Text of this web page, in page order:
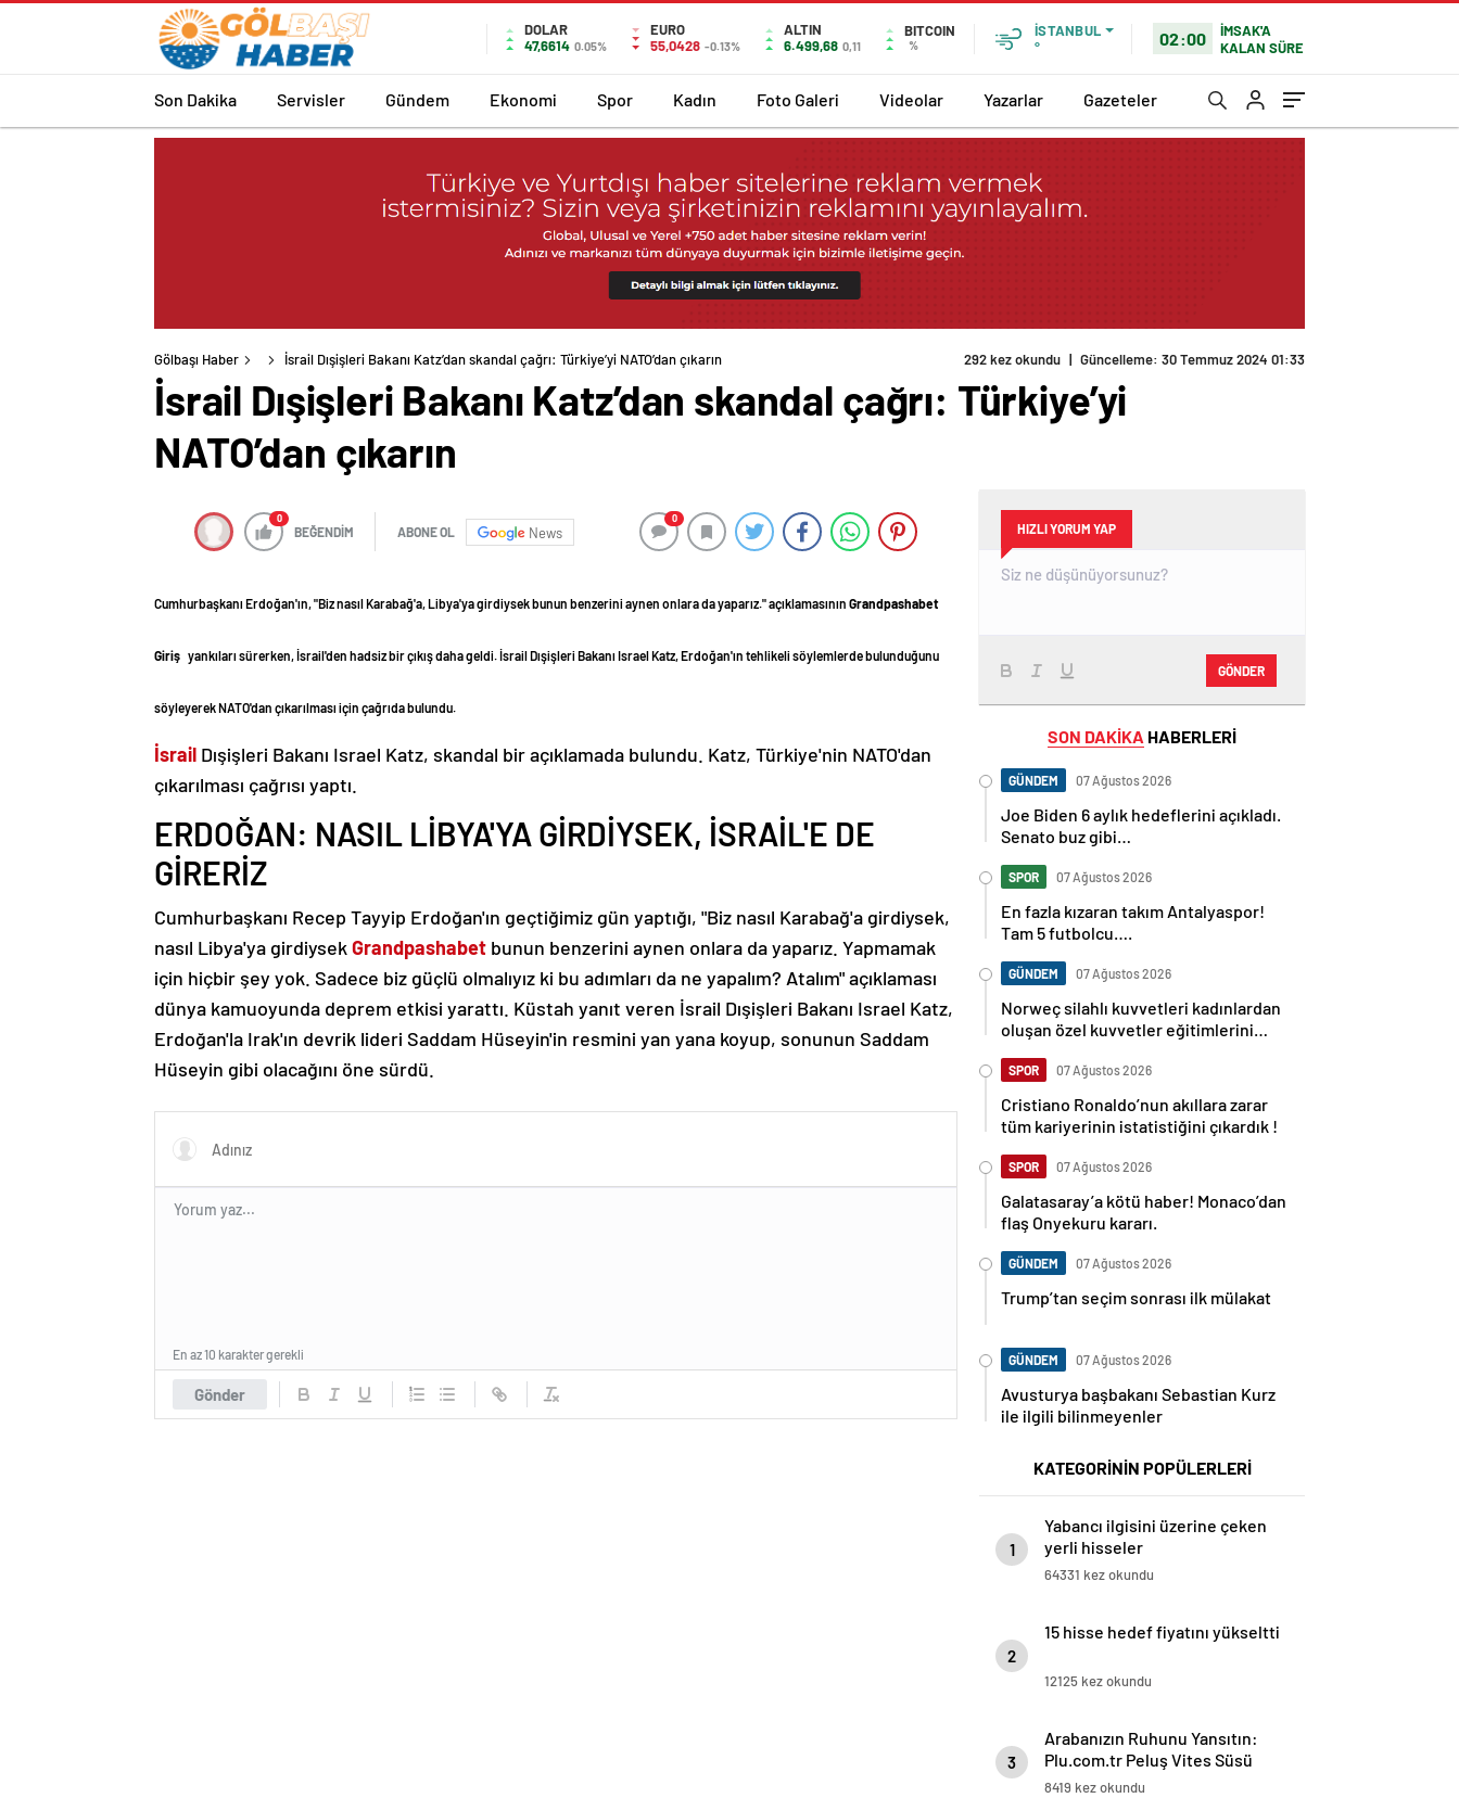
DOLAR
47,6614 0.05%
EURO
55,0428 -0.13%
ALTIN
6.499,68 0,11
BITCOIN
%
İSTANBUL
°
02:00
İMSAK'A
KALAN SÜRE
Son Dakika Servisler Gündem Ekonomi Spor Kadın Foto Galeri Videolar Yazarlar Gazeteler
Gölbaşı Haber İsrail Dışişleri Bakanı Katz’dan skandal çağrı: Türkiye’yi NATO’dan çıkarın 292 kez okundu | Güncelleme: 30 Temmuz 2024 01:33
İsrail Dışişleri Bakanı Katz’dan skandal çağrı: Türkiye’yi
NATO’dan çıkarın
0
BEĞENDİM ABONE OL News
0
Cumhurbaşkanı Erdoğan'ın, "Biz nasıl Karabağ'a, Libya'ya girdiysek bunun benzerini aynen onlara da yaparız." açıklamasının Grandpashabet
Giriş yankıları sürerken, İsrail'den hadsiz bir çıkış daha geldi. İsrail Dışişleri Bakanı Israel Katz, Erdoğan'ın tehlikeli söylemlerde bulunduğunu
söyleyerek NATO'dan çıkarılması için çağrıda bulundu.
İsrail Dışişleri Bakanı Israel Katz, skandal bir açıklamada bulundu. Katz, Türkiye'nin NATO'dan
çıkarılması çağrısı yaptı.
ERDOĞAN: NASIL LİBYA'YA GİRDİYSEK, İSRAİL'E DE
GİRERİZ
Cumhurbaşkanı Recep Tayyip Erdoğan'ın geçtiğimiz gün yaptığı, "Biz nasıl Karabağ'a girdiysek,
nasıl Libya'ya girdiysekGrandpashabet bunun benzerini aynen onlara da yaparız. Yapmamak
için hiçbir şey yok. Sadece biz güçlü olmalıyız ki bu adımları da ne yapalım? Atalım" açıklaması
dünya kamuoyunda deprem etkisi yarattı. Küstah yanıt veren İsrail Dışişleri Bakanı Israel Katz,
Erdoğan'la Irak'ın devrik lideri Saddam Hüseyin'in resmini yan yana koyup, sonunun Saddam
Hüseyin gibi olacağını öne sürdü.
Gönder
En az 10 karakter gerekli
HIZLI YORUM YAP
GÖNDER
SON DAKİKA HABERLERİ
GÜNDEM 07 Ağustos 2026
Joe Biden 6 aylık hedeflerini açıkladı.
Senato buz gibi…
SPOR 07 Ağustos 2026
En fazla kızaran takım Antalyaspor!
Tam 5 futbolcu….
GÜNDEM 07 Ağustos 2026
Norweç silahlı kuvvetleri kadınlardan
oluşan özel kuvvetler eğitimlerini
SPOR 07 Ağustos 2026
Cristiano Ronaldo’nun akıllara zarar
tüm kariyerinin istatistiğini çıkardık !
SPOR 07 Ağustos 2026
Galatasaray’a kötü haber! Monaco’dan
flaş Onyekuru kararı.
GÜNDEM 07 Ağustos 2026
Trump’tan seçim sonrası ilk mülakat
GÜNDEM 07 Ağustos 2026
Avusturya başbakanı Sebastian Kurz
ile ilgili bilinmeyenler
KATEGORİNİN POPÜLERLERİ
1
Yabancı ilgisini üzerine çeken
yerli hisseler
64331 kez okundu
2
15 hisse hedef fiyatını yükseltti
12125 kez okundu
3
Arabanızın Ruhunu Yansıtın:
Plu.com.tr Peluş Vites Süsü
Modelleri
8419 kez okundu